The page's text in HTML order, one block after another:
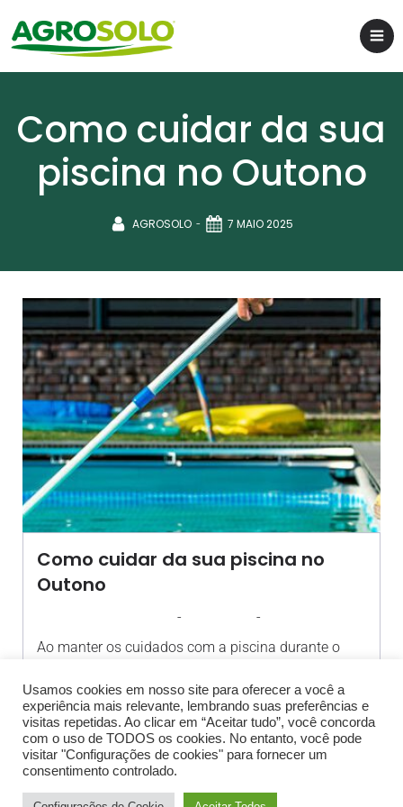
Como cuidar da sua
piscina no Outono
AGROSOLO - 7 MAIO 2025
Como cuidar da sua piscina no
Outono
- -
Ao manter os cuidados com a piscina durante o
© 2026 Blog Agrosolo Bauru. Created with
Usamos cookies em nosso site para oferecer a você a
experiência mais relevante, lembrando suas preferências e
visitas repetidas. Ao clicar em “Aceitar tudo”, você concorda
com o uso de TODOS os cookies. No entanto, você pode
visitar "Configurações de cookies" para fornecer um
consentimento controlado.